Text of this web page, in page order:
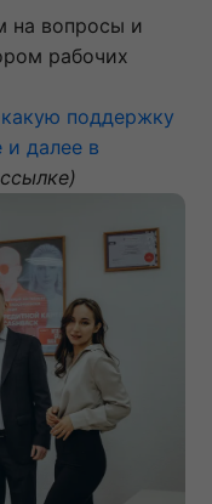
на вопросы и
рабочих
поддержку
и далее в